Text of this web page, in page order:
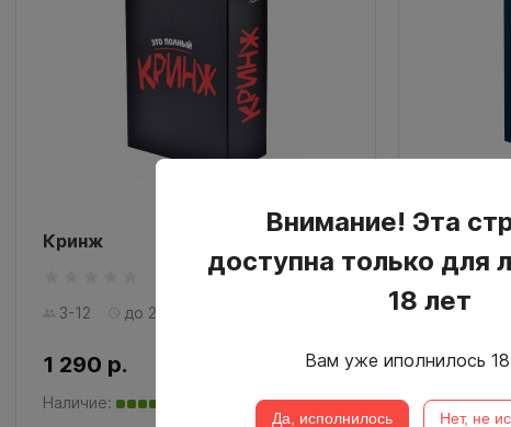
Кринж
3-12 до 25
1 290 р.
Наличие:
Кринж:
3-12
1 290 р.
Наличие:
Внимание! Эта
доступна только для
18 лет
Вам уже иполнилось
Да, исполнилось Нет, не